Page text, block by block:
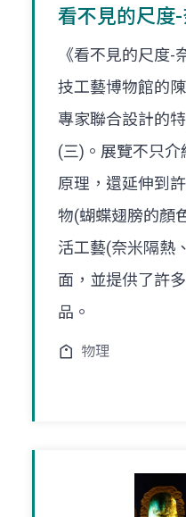
看不見的尺度
《看不見的尺度-
技工藝博物館的
專家聯合設計的
(三)。展覽不只
原理，還延伸到
物(蝴蝶翅膀的顏
活工藝(奈米隔熱
面，並提供了許
品。
物理